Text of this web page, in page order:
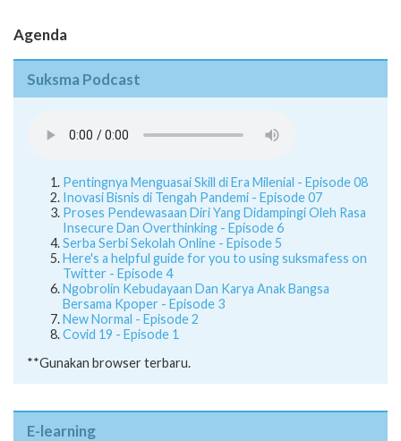
Agenda
Suksma Podcast
Pentingnya Menguasai Skill di Era Milenial - Episode 08
Inovasi Bisnis di Tengah Pandemi - Episode 07
Proses Pendewasaan Diri Yang Didampingi Oleh Rasa
Insecure Dan Overthinking - Episode 6
Serba Serbi Sekolah Online - Episode 5
Here's a helpful guide for you to using suksmafess on
Twitter - Episode 4
Ngobrolin Kebudayaan Dan Karya Anak Bangsa
Bersama Kpoper - Episode 3
New Normal - Episode 2
Covid 19 - Episode 1
**Gunakan browser terbaru.
E-learning